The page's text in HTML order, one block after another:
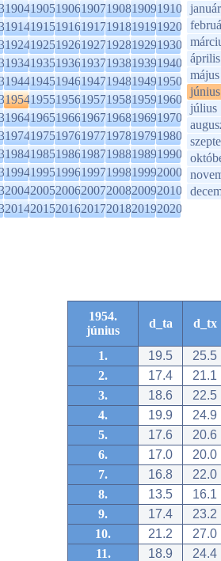
1904190519061907190819091910
1914191519161917191819191920
1924192519261927192819291930
1934193519361937193819391940
1944194519461947194819491950
1954195519561957195819591960
1964196519661967196819691970
1974197519761977197819791980
1984198519861987198819891990
1994199519961997199819992000
2004200520062007200820092010
2014201520162017201820192020
január
április
május
június
július
1954.
június
d_ta d_tx
1. 19.5
25.5
2.
17.4
21.1
3.
18.6
22.5
4.
19.9
24.9
5.
17.6
20.6
6.
17.0
20.0
7.
16.8
22.0
8.
13.5
16.1
9.
17.4
23.2
10.
21.2
27.0
11.
18.9
24.4